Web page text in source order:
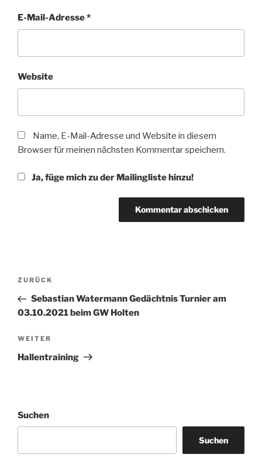
E-Mail-Adresse*
Website
Name, E-Mail-Adresse und Website in diesem
Browser für meinen nächsten Kommentar speichern.
Ja, füge mich zu der Mailingliste hinzu!
Beitragsnavigation
Vorheriger
Beitrag
ZURÜCK
Sebastian Watermann Gedächtnis Turnier am
03.10.2021 beim GW Holten
Nächster
Beitrag
WEITER
Hallentraining
Suchen
Suchen